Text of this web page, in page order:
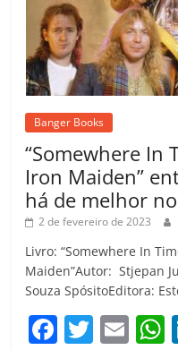
Banger Books
“Somewhere In
Iron Maiden”
há de melhor
2 de fevereiro de 2023
Livro: “Somewhere In
Maiden”Autor: Stjepan
Souza SpósitoEditora:
F T E